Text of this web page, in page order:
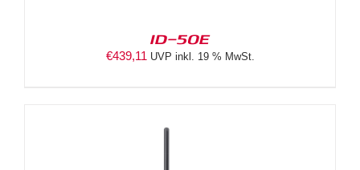
ID-50E
€439,11 UVP inkl. 19 % MwSt.